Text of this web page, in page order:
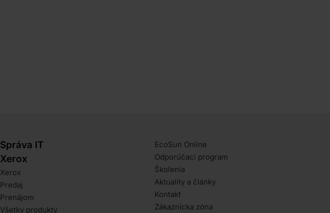
Správa IT
Xerox
Xerox
Predaj
Prenájom
Všetky produkty
EcoSun Online
Odporúčací program
Školenia
Aktuality a články
Kontakt
Zákaznícka zóna